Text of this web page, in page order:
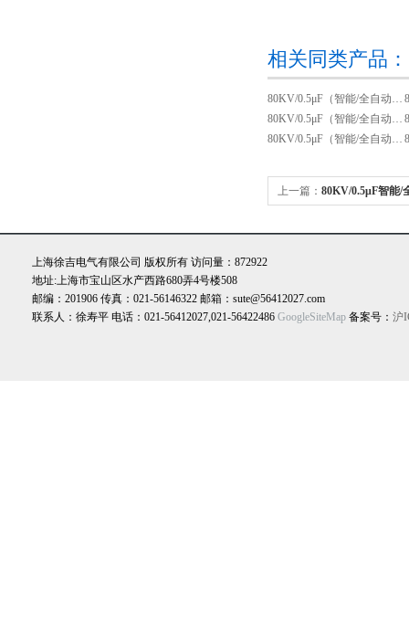
相关同类产品：
80KV/0.5μF（智能/全自动）超低频高压装置
80KV/0.5μF（智能/全自动）0.1hz 超低频高压发生器
80KV/0.5μF（智能/全自动）程控超低频高压发生器
上一篇： 80KV/0.5μF智能/
上海徐吉电气有限公司 版权所有 访问量：872922
地址:上海市宝山区水产西路680弄4号楼508
邮编：201906 传真：021-56146322 邮箱：sute@56412027.com
联系人：徐寿平 电话：021-56412027,021-56422486 GoogleSiteMap 备案号： 沪